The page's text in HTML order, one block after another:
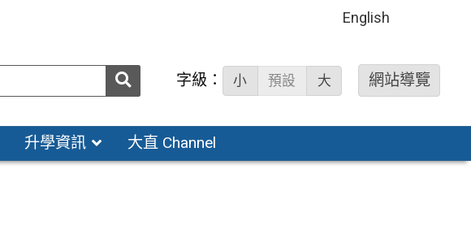
English
送出 字級： 小 預設 大 網站導覽
升學資訊 大直 Channel